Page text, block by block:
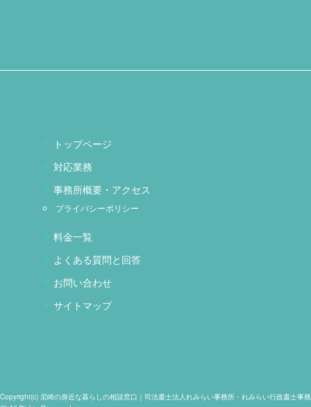
トップページ
対応業務
事務所概要・アクセス
プライバシーポリシー
料金一覧
よくある質問と回答
お問い合わせ
サイトマップ
Copyright(c) 尼崎の身近な暮らしの相談窓口｜司法書士法人れみらい事務所・れみらい行政書士事務